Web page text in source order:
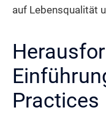
auf Lebensqualität
Practices